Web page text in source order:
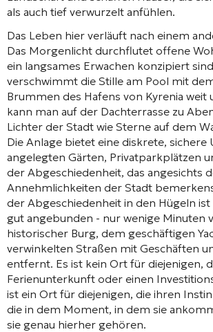
als auch tief verwurzelt anfühlen.
Das Leben hier verläuft nach einem
Das Morgenlicht durchflutet offene
ein langsames Erwachen konzipiert
verschwimmt die Stille am Pool mit
Brummen des Hafens von Kyrenia weit
kann man auf der Dachterrasse zu
Lichter der Stadt wie Sterne auf dem
Die Anlage bietet eine diskrete,
angelegten Gärten, Privatparkplätzen
der Abgeschiedenheit, das angesichts
Annehmlichkeiten der Stadt
der Abgeschiedenheit in den Hügeln ist
gut angebunden - nur wenige Minuten
historischer Burg, dem geschäftigen
verwinkelten Straßen mit Geschäften
entfernt. Es ist kein Ort für diejenigen,
Ferienunterkunft oder einen
ist ein Ort für diejenigen, die ihren
die in dem Moment, in dem sie
sie genau hierher gehören.